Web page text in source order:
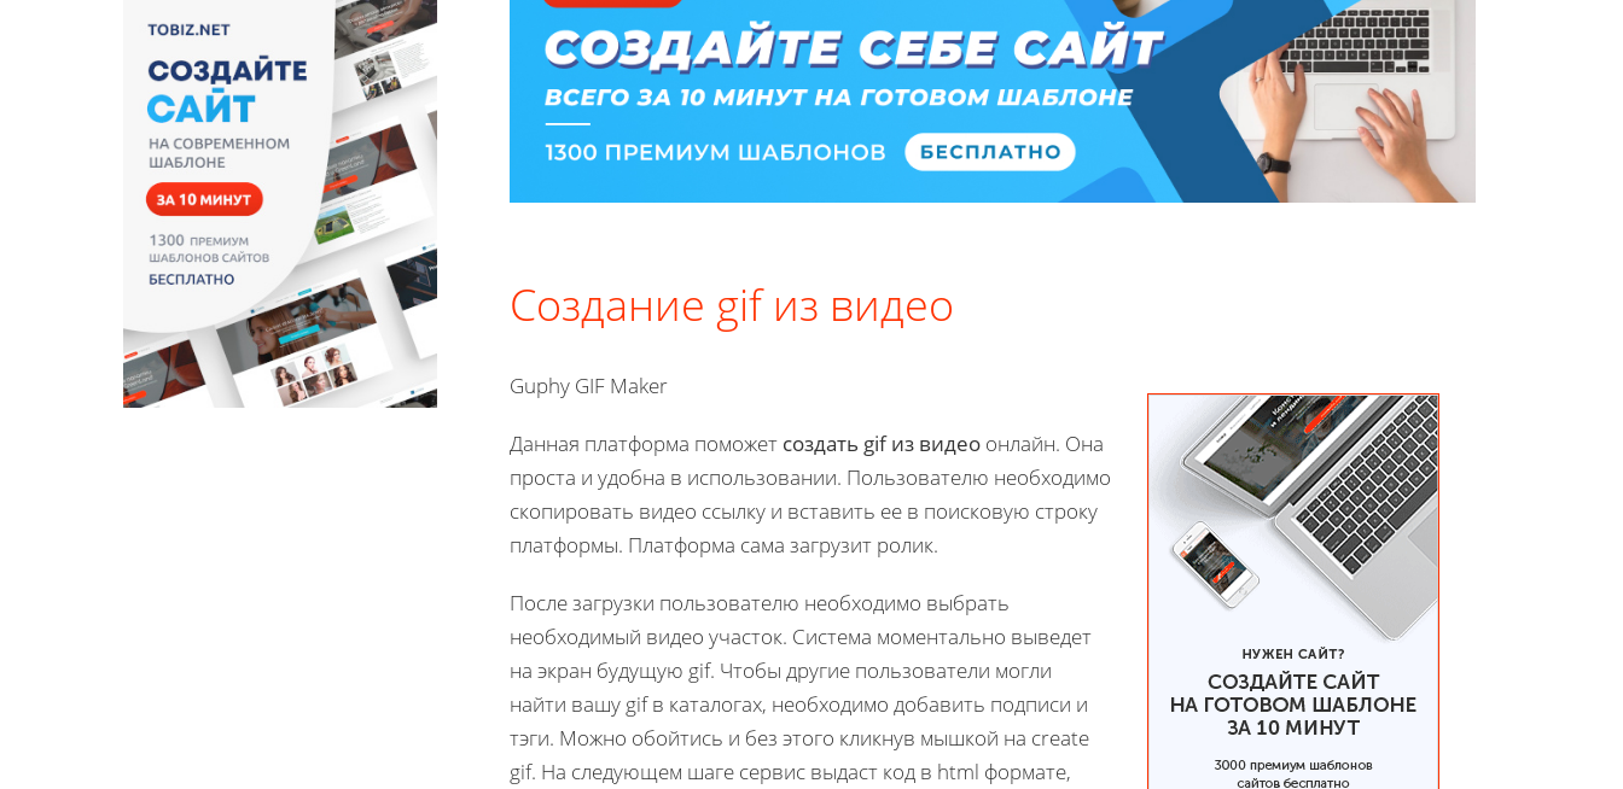
Создание gif из видео
Guphy GIF Maker
Данная платформа поможет создать gif из видео онлайн. Она
проста и удобна в использовании. Пользователю необходимо
скопировать видео ссылку и вставить ее в поисковую строку
платформы. Платформа сама загрузит ролик.
После загрузки пользователю необходимо выбрать
необходимый видео участок. Система моментально выведет
на экран будущую gif. Чтобы другие пользователи могли
найти вашу gif в каталогах, необходимо добавить подписи и
тэги. Можно обойтись и без этого кликнув мышкой на create
gif. На следующем шаге сервис выдаст код в html формате,